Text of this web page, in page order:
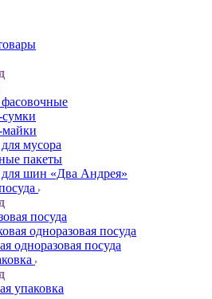
мусора
пакеты
шин «Два Андрея»
посуда
одноразовая посуда
одноразовая посуда
упаковка